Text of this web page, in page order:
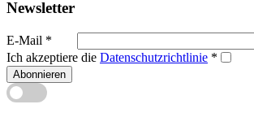
Newsletter
E-Mail *
Ich akzeptiere die Datenschutzrichtlinie *
Abonnieren